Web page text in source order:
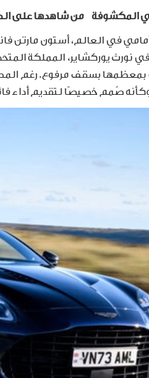
المكشوفة من شاهدها على
في العالم، أستون مارتن
نورث يوركشاير، المملكة
بسقف مرفوع. رغم
وكأنه صُمم خصيصًا لتقديم أداء